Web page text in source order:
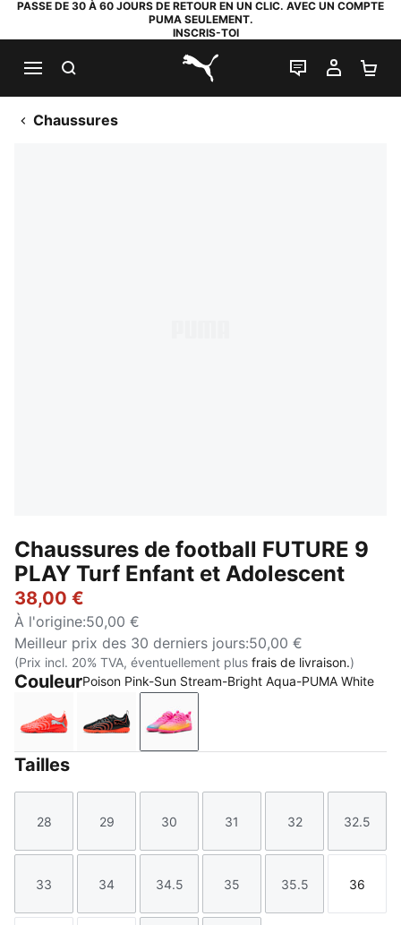
PASSE DE 30 À 60 JOURS DE RETOUR EN UN CLIC. AVEC UN COMPTE
PUMA SEULEMENT.
INSCRIS-TOI
PUMA.com
LIVE CHAT
MON
Chaussures
Chaussures de football FUTURE 9
PLAY Turf Enfant et Adolescent
38,00 €
À l'origine:50,00 €
Meilleur prix des 30 derniers jours:50,00 €
(Prix incl. 20% TVA, éventuellement plus frais de livraison.)
CouleurPoison Pink-Sun Stream-Bright Aqua-PUMA White
Glowing Red-PUMA White-PUMA Black-PUMA Silver
PUMA Black-Glowing Red-Strong Gray
Poison Pink-Sun Stream-Bright
Tailles
Taille
28
Taille
29
Taille
30
Taille
31
Taille
32
Taille
32.5
Taille
33
Taille
34
Taille
34.5
Taille
35
Taille
35.5
Taille
36